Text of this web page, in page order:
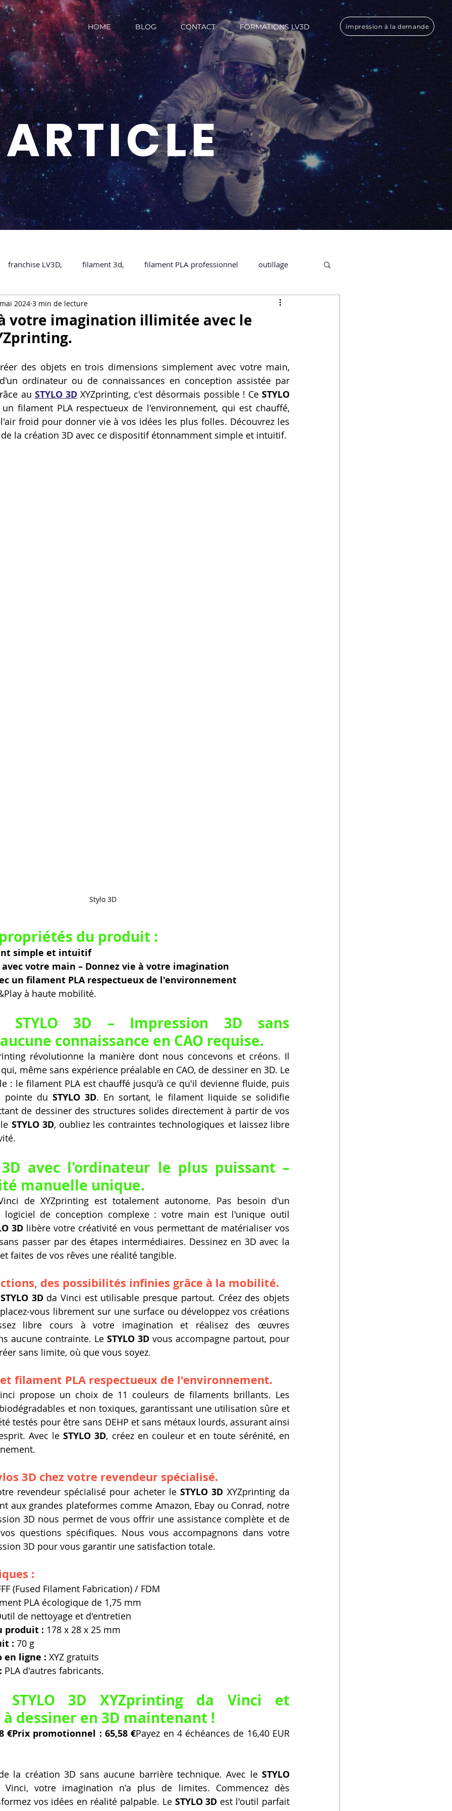
HOME BLOG CONTACT FORMATIONS LV3D Impression à la demande
ARTICLE
franchise LV3D, filament 3d, filament PLA professionnel outillage
Accessoires imprimante 3D professionelle
Formation impression 3D
piece en 3D Formation 3D en ligne. Formation 3D CPF CREALITY,
Pro Filament PLA Service administratif en ligne Secrétaire en Ligne
votre imagination illimitée avec le
2024 3 min de lecture
des objets en trois dimensions simplement avec votre main,
ordinateur ou de connaissances en conception assistée par
au STYLO 3D XYZprinting, c'est désormais possible ! Ce STYLO
filament PLA respectueux de l'environnement, qui est chauffé,
froid pour donner vie à vos idées les plus folles. Découvrez les
la création 3D avec ce dispositif étonnamment simple et intuitif.
Stylo 3D
du produit :
simple et intuitif
avec votre main – Donnez vie à votre imagination
un filament PLA respectueux de l'environnement
à haute mobilité.
STYLO 3D – Impression 3D sans
connaissance en CAO requise.
révolutionne la manière dont nous concevons et créons. Il
même sans expérience préalable en CAO, de dessiner en 3D. Le
: le filament PLA est chauffé jusqu'à ce qu'il devienne fluide, puis
pointe du STYLO 3D. En sortant, le filament liquide se solidifie
de dessiner des structures solides directement à partir de vos
STYLO 3D, oubliez les contraintes technologiques et laissez libre
avec l'ordinateur le plus puissant –
manuelle unique.
de XYZprinting est totalement autonome. Pas besoin d'un
logiciel de conception complexe : votre main est l'unique outil
3D libère votre créativité en vous permettant de matérialiser vos
passer par des étapes intermédiaires. Dessinez en 3D avec la
faites de vos rêves une réalité tangible.
des possibilités infinies grâce à la mobilité.
STYLO 3D da Vinci est utilisable presque partout. Créez des objets
vous librement sur une surface ou développez vos créations
libre cours à votre imagination et réalisez des œuvres
aucune contrainte. Le STYLO 3D vous accompagne partout, pour
sans limite, où que vous soyez.
filament PLA respectueux de l'environnement.
propose un choix de 11 couleurs de filaments brillants. Les
et non toxiques, garantissant une utilisation sûre et
testés pour être sans DEHP et sans métaux lourds, assurant ainsi
Avec le STYLO 3D, créez en couleur et en toute sérénité, en
3D chez votre revendeur spécialisé.
revendeur spécialisé pour acheter le STYLO 3D XYZprinting da
aux grandes plateformes comme Amazon, Ebay ou Conrad, notre
3D nous permet de vous offrir une assistance complète et de
questions spécifiques. Nous vous accompagnons dans votre
3D pour vous garantir une satisfaction totale.
:
(Fused Filament Fabrication) / FDM
PLA écologique de 1,75 mm
de nettoyage et d'entretien
produit : 178 x 28 x 25 mm
: 70 g
en ligne : XYZ gratuits
PLA d'autres fabricants.
STYLO 3D XYZprinting da Vinci et
dessiner en 3D maintenant !
€Prix promotionnel : 65,58 €Payez en 4 échéances de 16,40 EUR
la création 3D sans aucune barrière technique. Avec le STYLO
Vinci, votre imagination n'a plus de limites. Commencez dès
vos idées en réalité palpable. Le STYLO 3D est l'outil parfait